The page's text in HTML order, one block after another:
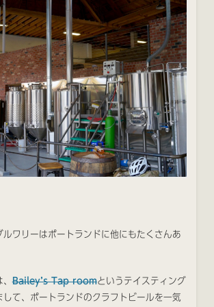
ルワリーはポートランドに他にもたくさんあ
、Bailey’s Tap roomというテイスティング
して、ポートランドのクラフトビールを一気